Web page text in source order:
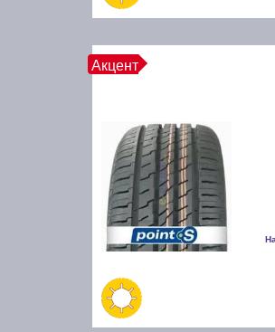
Акцент